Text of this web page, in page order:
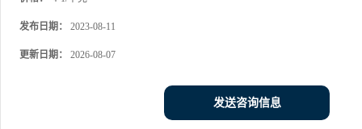
发布日期： 2023-08-11
更新日期： 2026-08-07
发送咨询信息